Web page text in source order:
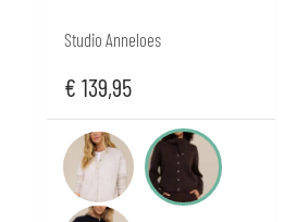
Studio Anneloes
€ 139,95